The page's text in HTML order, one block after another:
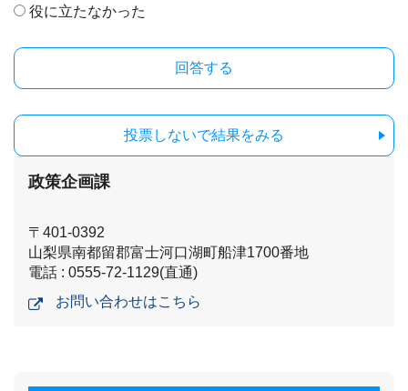
役に立たなかった
投票しないで結果をみる
政策企画課
〒401-0392
山梨県南都留郡富士河口湖町船津1700番地
電話 : 0555-72-1129(直通)
お問い合わせはこちら